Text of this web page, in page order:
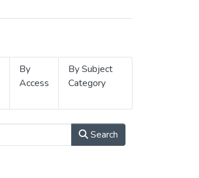
By
Access
By Subject
Category
Search